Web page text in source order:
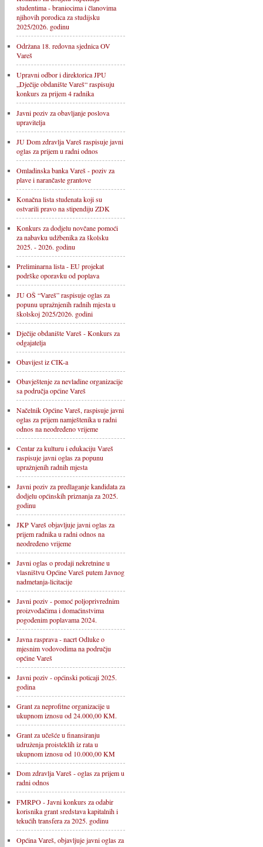
studentima - braniocima i članovima
njihovih porodica za studijsku
2025/2026. godinu
Održana 18. redovna sjednica OV
Vareš
Upravni odbor i direktorica JPU
„Dječije obdanište Vareš“ raspisuju
konkurs za prijem 4 radnika
Javni poziv za obavljanje poslova
upravitelja
JU Dom zdravlja Vareš raspisuje javni
oglas za prijem u radni odnos
Omladinska banka Vareš - poziv za
plave i narančaste grantove
Konačna lista studenata koji su
ostvarili pravo na stipendiju ZDK
Konkurs za dodjelu novčane pomoći
za nabavku udžbenika za školsku
2025. - 2026. godinu
Preliminarna lista - EU projekat
podrške oporavku od poplava
JU OŠ “Vareš” raspisuje oglas za
popunu upražnjenih radnih mjesta u
školskoj 2025/2026. godini
Dječije obdanište Vareš - Konkurs za
odgajatelja
Obavijest iz CIK-a
Obavještenje za nevladine organizacije
sa područja općine Vareš
Načelnik Općine Vareš, raspisuje javni
oglas za prijem namještenika u radni
odnos na neodređeno vrijeme
Centar za kulturu i edukaciju Vareš
raspisuje javni oglas za popunu
upražnjenih radnih mjesta
Javni poziv za predlaganje kandidata za
dodjelu općinskih priznanja za 2025.
godinu
JKP Vareš objavljuje javni oglas za
prijem radnika u radni odnos na
neodređeno vrijeme
Javni oglas o prodaji nekretnine u
vlasništvu Općine Vareš putem Javnog
nadmetanja-licitacije
Javni poziv - pomoć poljoprivrednim
proizvođačima i domaćinstvima
pogođenim poplavama 2024.
Javna rasprava - nacrt Odluke o
mjesnim vodovodima na području
općine Vareš
Javni poziv - općinski poticaji 2025.
godina
Grant za neprofitne organizacije u
ukupnom iznosu od 24.000,00 KM.
Grant za učešće u finansiranju
udruženja proisteklih iz rata u
ukupnom iznosu od 10.000,00 KM
Dom zdravlja Vareš - oglas za prijem u
radni odnos
FMRPO - Javni konkurs za odabir
korisnika grant sredstava kapitalnih i
tekućih transfera za 2025. godinu
Općina Vareš, objavljuje javni oglas za